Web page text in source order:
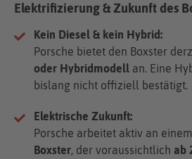
Elektrifizierung & Zukunft des
Kein Diesel & kein Hybrid:
Porsche bietet den Boxster
oder Hybridmodell an. Eine
bislang nicht offiziell bestätigt.
Elektrische Zukunft:
Porsche arbeitet aktiv an einem
Boxster, der voraussichtlich ab